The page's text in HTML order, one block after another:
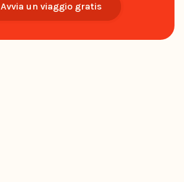
Avvia un viaggio gratis